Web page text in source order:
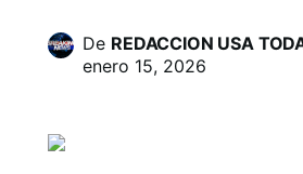
De REDACCION USA
enero 15, 2026